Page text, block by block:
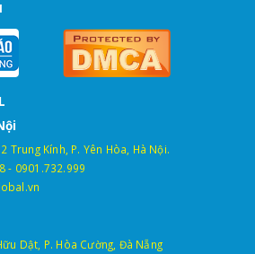
Trung Kính, P. Yên Hòa, Hà Nội.
- 0901.732.999
Dật, P. Hòa Cường, Đà Nẵng